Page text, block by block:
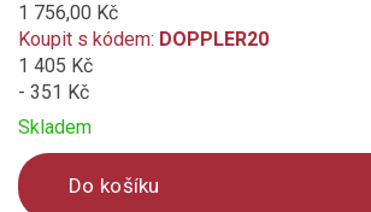
1 756,00 Kč
Koupit s kódem: DOPPLER20
1 405 Kč
- 351 Kč
Skladem
Do košíku